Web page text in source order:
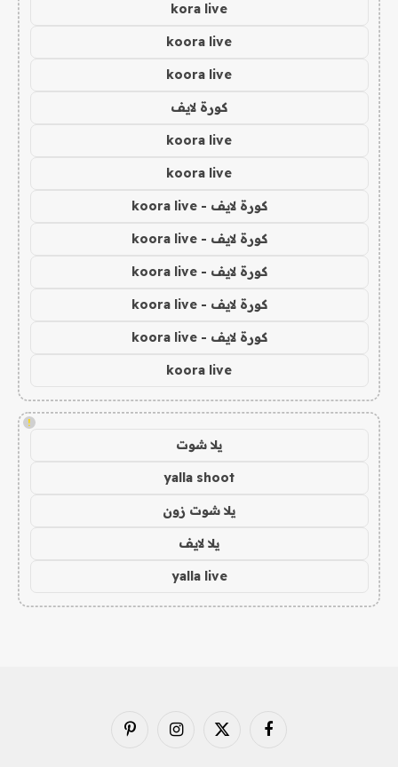
kora live
koora live
koora live
كورة لايف
koora live
koora live
كورة لايف - koora live
كورة لايف - koora live
كورة لايف - koora live
كورة لايف - koora live
كورة لايف - koora live
koora live
!
يلا شوت
yalla shoot
يلا شوت زون
يلا لايف
yalla live
فيسبوك X
الانستغرامبينتيريست